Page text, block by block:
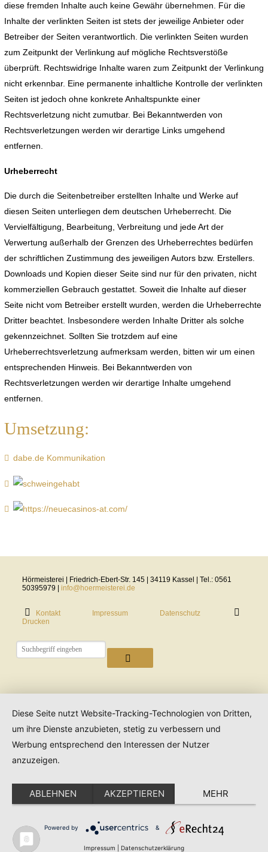
diese fremden Inhalte auch keine Gewähr übernehmen. Für die
Inhalte der verlinkten Seiten ist stets der jeweilige Anbieter oder
Betreiber der Seiten verantwortlich. Die verlinkten Seiten wurden
zum Zeitpunkt der Verlinkung auf mögliche Rechtsverstöße
überprüft. Rechtswidrige Inhalte waren zum Zeitpunkt der Verlinkung
nicht erkennbar. Eine permanente inhaltliche Kontrolle der verlinkten
Seiten ist jedoch ohne konkrete Anhaltspunkte einer
Rechtsverletzung nicht zumutbar. Bei Bekanntwerden von
Rechtsverletzungen werden wir derartige Links umgehend
entfernen.
Urheberrecht
Die durch die Seitenbetreiber erstellten Inhalte und Werke auf
diesen Seiten unterliegen dem deutschen Urheberrecht. Die
Vervielfältigung, Bearbeitung, Verbreitung und jede Art der
Verwertung außerhalb der Grenzen des Urheberrechtes bedürfen
der schriftlichen Zustimmung des jeweiligen Autors bzw. Erstellers.
Downloads und Kopien dieser Seite sind nur für den privaten, nicht
kommerziellen Gebrauch gestattet. Soweit die Inhalte auf dieser
Seite nicht vom Betreiber erstellt wurden, werden die Urheberrechte
Dritter beachtet. Insbesondere werden Inhalte Dritter als solche
gekennzeichnet. Sollten Sie trotzdem auf eine
Urheberrechtsverletzung aufmerksam werden, bitten wir um einen
entsprechenden Hinweis. Bei Bekanntwerden von
Rechtsverletzungen werden wir derartige Inhalte umgehend
entfernen.
Umsetzung:
dabe.de Kommunikation
Hörmeisterei | Friedrich-Ebert-Str. 145 | 34119 Kassel | Tel.: 0561
50395979 |info@hoermeisterei.de
Kontakt Impressum
Datenschutz
Drucken
Diese Seite nutzt Website-Tracking-Technologien von Dritten,
um ihre Dienste anzubieten, stetig zu verbessern und
Werbung entsprechend den Interessen der Nutzer
anzuzeigen.
ABLEHNEN AKZEPTIEREN MEHR
Powered by &
Impressum Datenschutzerklärung